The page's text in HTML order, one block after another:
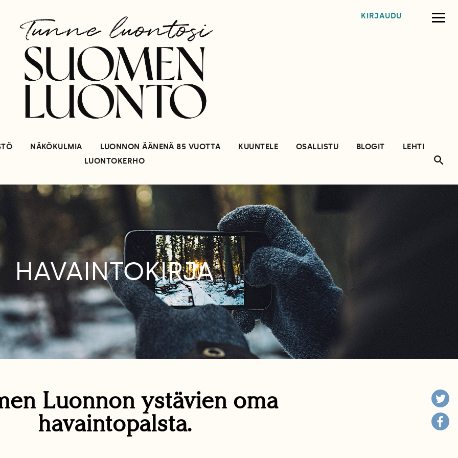
KIRJAUDU
NÄKÖKULMIA LUONNON ÄÄNENÄ 85 VUOTTA KUUNTELE OSALLISTU BLOGIT
LEHTI
LUONTOKERHO
HAVAINTOKIRJA
Luonnon ystävien oma
havaintopalsta.